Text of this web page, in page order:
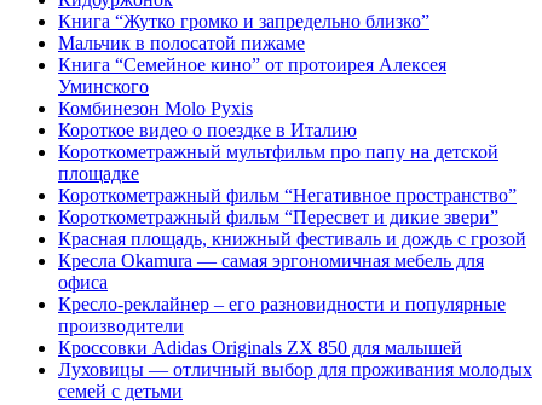
Книга “Жутко громко и запредельно близко”
Мальчик в полосатой пижаме
Книга “Семейное кино” от протоирея Алексея
Уминского
Комбинезон Molo Pyxis
Короткое видео о поездке в Италию
Короткометражный мультфильм про папу на детской
площадке
Короткометражный фильм “Негативное пространство”
Короткометражный фильм “Пересвет и дикие звери”
Красная площадь, книжный фестиваль и дождь с грозой
Кресла Okamura — самая эргономичная мебель для
офиса
Кресло-реклайнер – его разновидности и популярные
производители
Кроссовки Adidas Originals ZX 850 для малышей
Луховицы — отличный выбор для проживания молодых
семей с детьми